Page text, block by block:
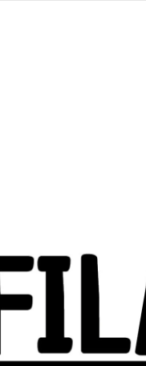
Signorelli, amico
per una nota
fondi per la
di vita, da un
dopo la malattia
studenti ma di
lavoro di squadra,
di Jack Sintini di
incisività.
soprattutto sulla
sia nella scuola
sarebbero andati
liceo Plinio il